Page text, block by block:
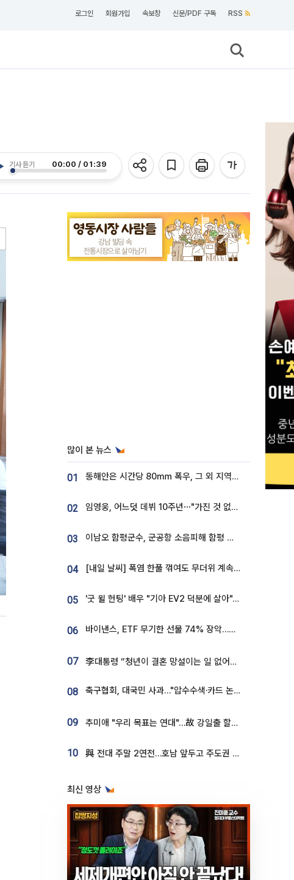
로그인 회원가입 속보창 신문/PDF 구독 RSS
기사 듣기 00:00 / 01:39
많이 본 뉴스
01 동해안은 시간당 80㎜ 폭우, 그 외 지역은 폭염…‘극과 극 날씨’
02 임영웅, 어느덧 데뷔 10주년⋯"가진 것 없던 시절, 내 앞엔 20명의 팬뿐"
03 이남오 함평군수, 군공항 소음피해 함평 보상 요구
04 [내일 날씨] 폭염 한풀 꺾여도 무더위 계속⋯동해안 이틀 연속 비
05 '굿 윌 헌팅' 배우 "기아 EV2 덕분에 살아"…교통사고 후 안전성 극찬
06 바이낸스, ETF 무기한 선물 74% 장악…한국 레버리지 ETF 거래 급증 [e가상자산]
07 李대통령 “청년이 결혼 망설이는 일 없어야...제도상 불이익 조사”
08 축구협회, 대국민 사과…"압수수색·카드 논란 사죄, 강도 높은 쇄신"
09 추미애 "우리 목표는 연대"…故 강일출 할머니 흉상 제막
10 與 전대 주말 2연전…호남 앞두고 주도권 다툼
최신 영상